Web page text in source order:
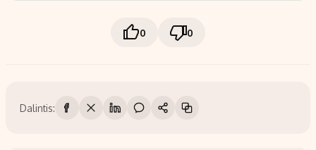
0 0
Dalintis: